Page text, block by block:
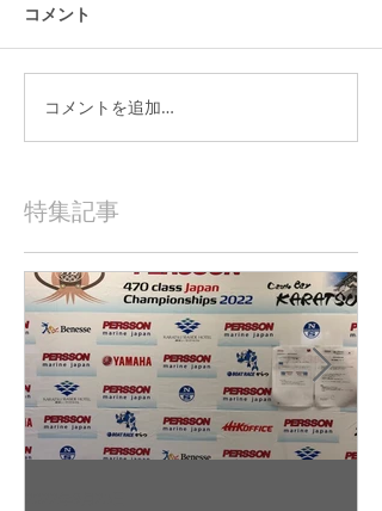
コメント
コメントを追加…
特集記事